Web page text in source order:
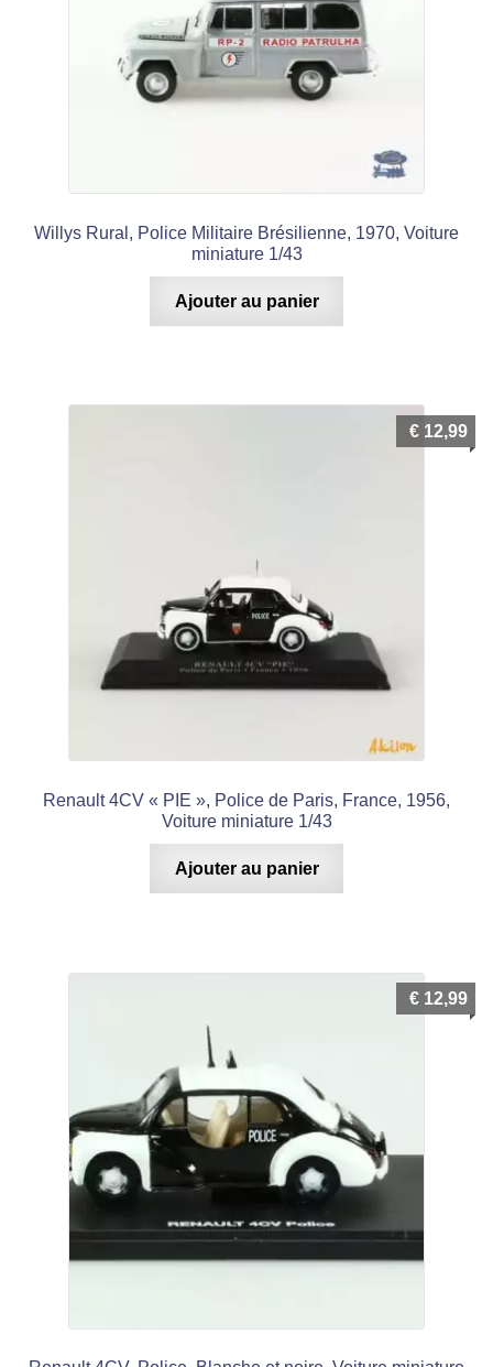
Willys Rural, Police Militaire Brésilienne, 1970, Voiture
miniature 1/43
Ajouter au panier
Renault 4CV « PIE », Police de Paris, France, 1956,
Voiture miniature 1/43
€ 12,99
Ajouter au panier
€ 12,99